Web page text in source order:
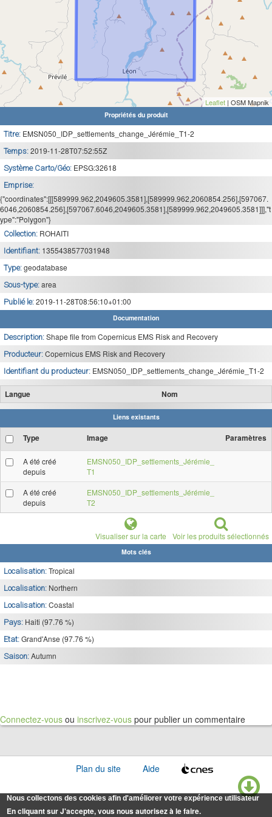
Leaflet | OSM Mapnik
Propriétés du produit
Titre: EMSN050_IDP_settlements_change_Jérémie_T1-2
Temps: 2019-11-28T07:52:55Z
Système Carto/Géo: EPSG:32618
Emprise:
{"coordinates":[[[589999.962,2049605.3581],[589999.962,2060854.256],[597067.
6046,2060854.256],[597067.6046,2049605.3581],[589999.962,2049605.3581]]],"t
ype":"Polygon"}
Collection: ROHAITI
Identifiant: 1355438577031948
Type: geodatabase
Sous-type: area
Publié le: 2019-11-28T08:56:10+01:00
Documentation
Description: Shape file from Copernicus EMS Risk and Recovery
Producteur: Copernicus EMS Risk and Recovery
Identifiant du producteur: EMSN050_IDP_settlements_change_Jérémie_T1-2
Langue Nom
Liens existants
Type Image Paramètres
A été créé
depuis
EMSN050_IDP_settlements_Jérémie_
T1
A été créé
depuis
EMSN050_IDP_settlements_Jérémie_
T2
Visualiser sur la carte Voir les produits sélectionnés
Mots clés
Localisation: Tropical
Localisation: Northern
Localisation: Coastal
Pays: Haiti (97.76 %)
Etat: Grand'Anse (97.76 %)
Saison: Autumn
Connectez-vous ou inscrivez-vous pour publier un commentaire
Plan du site Aide
Nous collectons des cookies afin d'améliorer votre expérience utilisateur
En cliquant sur J'accepte, vous nous autorisez à le faire.